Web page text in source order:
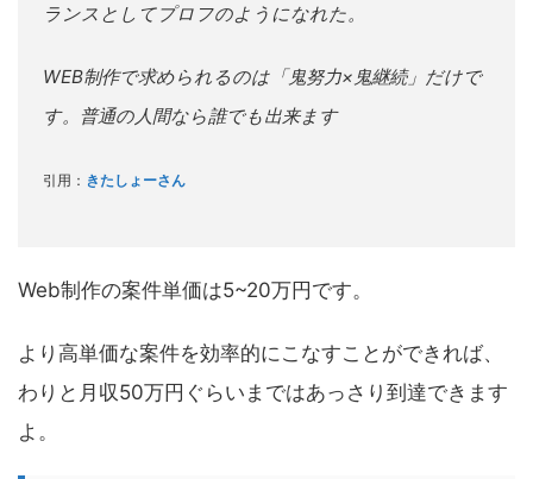
ランスとしてプロフのようになれた。
WEB制作で求められるのは「鬼努力×鬼継続」だけで
す。普通の人間なら誰でも出来ます
引用： きたしょーさん
Web制作の案件単価は5~20万円です。
より高単価な案件を効率的にこなすことができれば、
わりと月収50万円ぐらいまではあっさり到達できます
よ。